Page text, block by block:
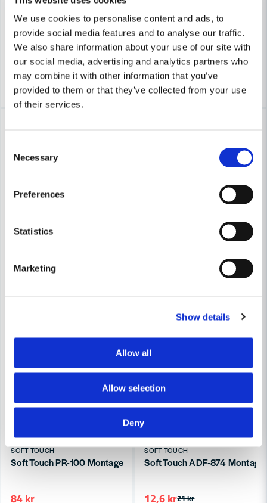
We use cookies to personalise content and ads, to
provide social media features and to analyse our traffic.
We also share information about your use of our site with
our social media, advertising and analytics partners who
may combine it with other information that you’ve
provided to them or that they’ve collected from your use
of their services.
Selection
Necessary
Preferences
Statistics
Marketing
Show details
Allow all
Allow selection
Deny
Soft Touch GV-9090 Vinterhandske Kryo vinter
129 kr
77,4 kr
Finns i Webblager
Köp
36 kr
21,6 kr
Finns i Webblager
Köp
SOFT TOUCH
Soft Touch PR-100 Montagehandske Silverstone
84 kr
SOFT TOUCH
Soft Touch ADF-874
21 kr
12,6 kr